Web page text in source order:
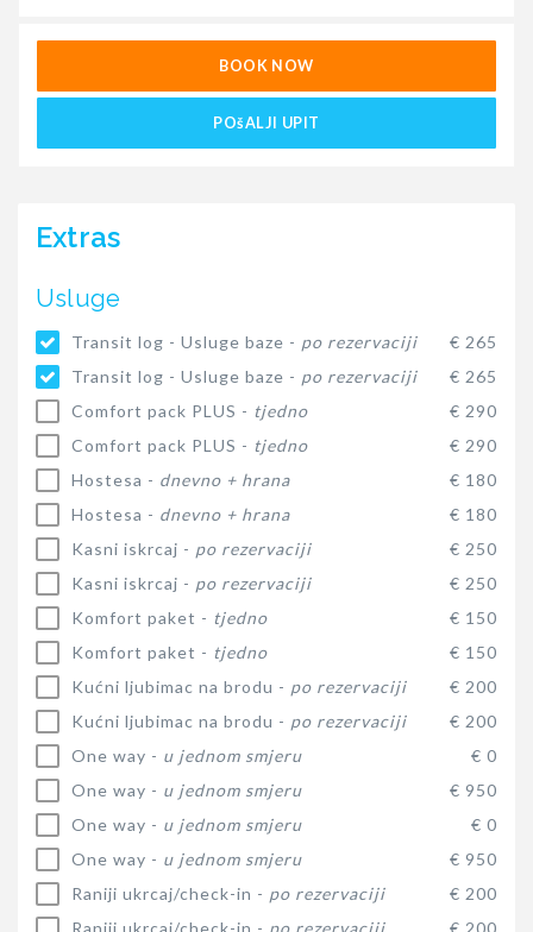
BOOK NOW
POšALJI UPIT
Extras
Usluge
Transit log - Usluge baze - po rezervaciji
€ 265
Transit log - Usluge baze - po rezervaciji
€ 265
Comfort pack PLUS - tjedno
€ 290
Comfort pack PLUS - tjedno
€ 290
Hostesa - dnevno + hrana
€ 180
Hostesa - dnevno + hrana
€ 180
Kasni iskrcaj - po rezervaciji
€ 250
Kasni iskrcaj - po rezervaciji
€ 250
Komfort paket - tjedno
€ 150
Komfort paket - tjedno
€ 150
Kućni ljubimac na brodu - po rezervaciji
€ 200
Kućni ljubimac na brodu - po rezervaciji
€ 200
One way - u jednom smjeru
€ 0
One way - u jednom smjeru
€ 950
One way - u jednom smjeru
€ 0
One way - u jednom smjeru
€ 950
Raniji ukrcaj/check-in - po rezervaciji
€ 200
Raniji ukrcaj/check-in - po rezervaciji € 200